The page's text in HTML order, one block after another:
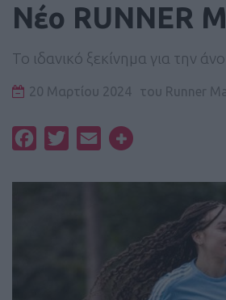
Νέο RUNNER
Το ιδανικό ξεκίνημα για την
20 Μαρτίου 2024 του Runner
FacebookTwitterEmail